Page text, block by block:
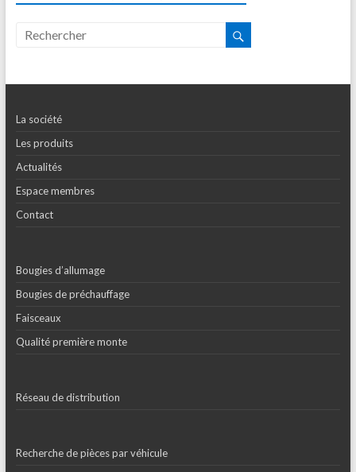
La société
Les produits
Actualités
Espace membres
Contact
Bougies d’allumage
Bougies de préchauffage
Faisceaux
Qualité première monte
Réseau de distribution
Recherche de pièces par véhicule